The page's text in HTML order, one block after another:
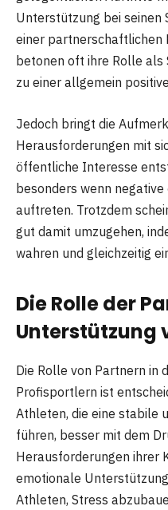
Unterstützung bei seinen
einer partnerschaftlichen
betonen oft ihre Rolle als
zu einer allgemein
Jedoch bringt die
Herausforderungen mit
öffentliche Interesse
besonders wenn
auftreten. Trotzdem
gut damit umzugehen,
wahren und gleichzeitig
Die Rolle der
Unterstützung
Die Rolle von Partnern in
Profisportlern ist
Athleten, die eine stabile
führen, besser mit dem
Herausforderungen ihrer
emotionale
Athleten, Stress